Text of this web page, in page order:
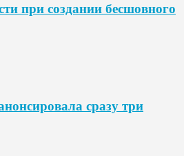
при создании бесшовного
сразу три